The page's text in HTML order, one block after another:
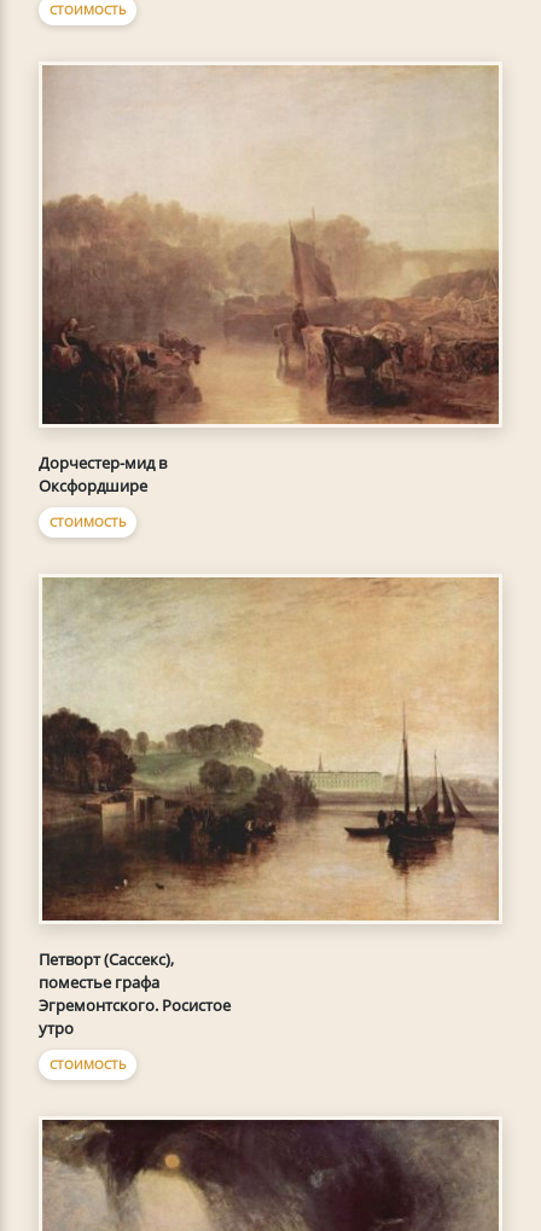
СТОИМОСТЬ
Дорчестер-мид в
Оксфордшире
СТОИМОСТЬ
Петворт (Сассекс),
поместье графа
Эгремонтского. Росистое
утро
СТОИМОСТЬ